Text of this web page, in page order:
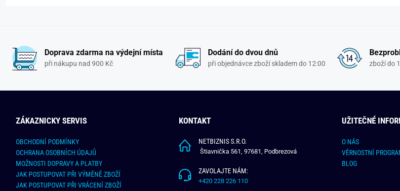
Doprava zdarma na výdejní místa
při nákupu nad 900 Kč
Dodání do dvou dnů
při objednávce zboží skladem do 12:00 zboží do
ZÁKAZNICKY SERVIS
OBCHODNÍ PODMÍNKY
OCHRANA OSOBNÍCH ÚDAJŮ
MOŽNOSTI DOPRAVY A PLATBY
JAK POSTUPOVAT PŘI VÝMĚNĚ ZBOŽÍ
JAK POSTUPOVAT PŘI VRÁCENÍ ZBOŽÍ
KONTAKT
NETBIZNIS S.R.O.
Štiavnička 561, 97681, Podbrezová
ZAVOLAJTE NÁM:
+420 228 226 110
UŽITEČNÉ
O NÁS
VĚRNOSTNÍ
BLOG